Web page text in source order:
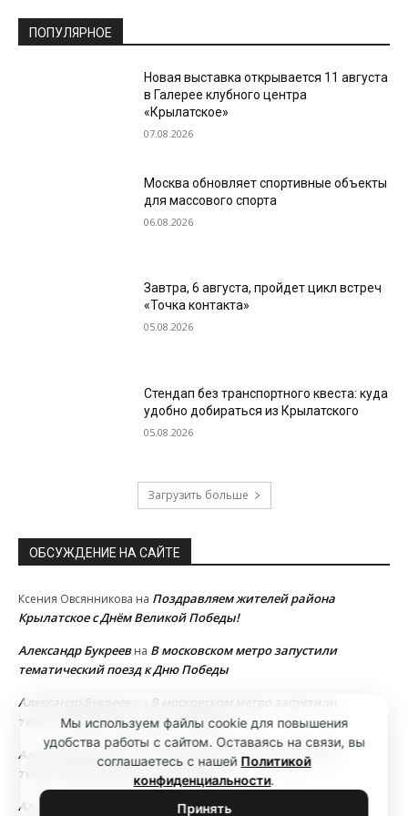
ПОПУЛЯРНОЕ
Новая выставка открывается 11 августа
в Галерее клубного центра
«Крылатское»
07.08.2026
Москва обновляет спортивные объекты
для массового спорта
06.08.2026
Завтра, 6 августа, пройдет цикл встреч
«Точка контакта»
05.08.2026
Стендап без транспортного квеста: куда
удобно добираться из Крылатского
05.08.2026
Загрузить больше
ОБСУЖДЕНИЕ НА САЙТЕ
Ксения Овсянникова на Поздравляем жителей района
Крылатское с Днём Великой Победы!
Александр Букреевна В московском метро запустили
тематический поезд к Дню Победы
Александр Букреев
В московском метро запустили
тематический поезд к Дню Победы
Александр Букреев
В московском метро запустили
тематический поезд к Дню Победы
Александр Букреев
В московском метро запустили
Мы используем файлы cookie для повышения
удобства работы с сайтом. Оставаясь на связи, вы
соглашаетесь с нашей Политикой
конфиденциальности.
Принять